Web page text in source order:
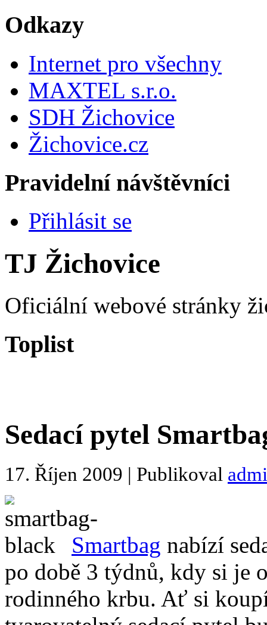
Odkazy
Internet pro všechny
MAXTEL s.r.o.
SDH Žichovice
Žichovice.cz
Pravidelní návštěvníci
Přihlásit se
TJ Žichovice
Oficiální webové stránky
Toplist
Sedací pytel
17. Říjen 2009 | Publikoval
Smartbag nabízí
po době 3 týdnů, kdy si je
rodinného krbu. Ať si